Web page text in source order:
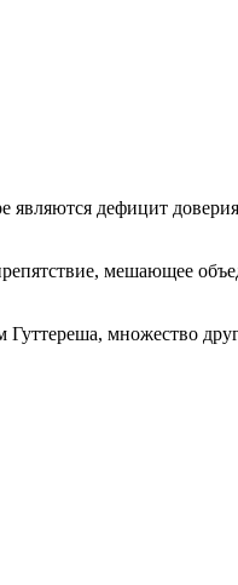
дефицит
мешающее
множество